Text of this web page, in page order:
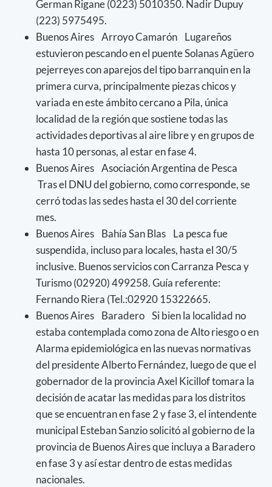
German Rigane (0223) 5010350. Nadir Dupuy
(223) 5975495.
Buenos Aires Arroyo Camarón Lugareños
estuvieron pescando en el puente Solanas Agüero
pejerreyes con aparejos del tipo barranquin en la
primera curva, principalmente piezas chicos y
variada en este ámbito cercano a Pila, única
localidad de la región que sostiene todas las
actividades deportivas al aire libre y en grupos de
hasta 10 personas, al estar en fase 4.
Buenos Aires Asociación Argentina de Pesca
Tras el DNU del gobierno, como corresponde, se
cerró todas las sedes hasta el 30 del corriente
mes.
Buenos Aires Bahía San Blas La pesca fue
suspendida, incluso para locales, hasta el 30/5
inclusive. Buenos servicios con Carranza Pesca y
Turismo (02920) 499258. Guía referente:
Fernando Riera (Tel.:02920 15322665.
Buenos Aires Baradero Si bien la localidad no
estaba contemplada como zona de Alto riesgo o en
Alarma epidemiológica en las nuevas normativas
del presidente Alberto Fernández, luego de que el
gobernador de la provincia Axel Kicillof tomara la
decisión de acatar las medidas para los distritos
que se encuentran en fase 2 y fase 3, el intendente
municipal Esteban Sanzio solicitó al gobierno de la
provincia de Buenos Aires que incluya a Baradero
en fase 3 y así estar dentro de estas medidas
nacionales.